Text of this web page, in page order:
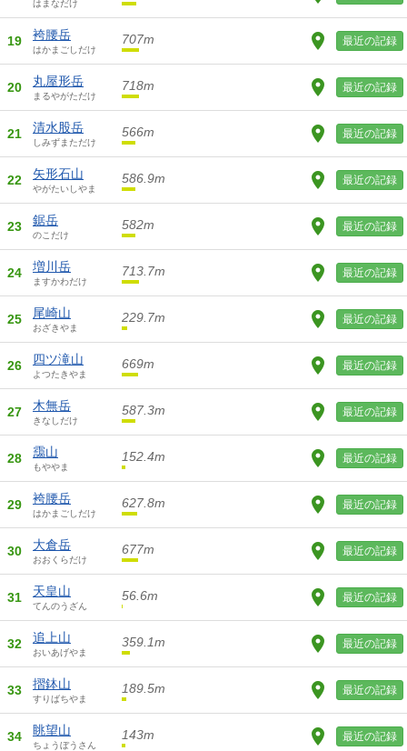
はまなだけ
19 袴腰岳
はかまごしだけ
707m 最近の記録
20 丸屋形岳
まるやがただけ
718m 最近の記録
21 清水股岳
しみずまただけ
566m 最近の記録
22 矢形石山
やがたいしやま
586.9m 最近の記録
23 鋸岳
のこだけ
582m 最近の記録
24 増川岳
ますかわだけ
713.7m 最近の記録
25 尾崎山
おざきやま
229.7m 最近の記録
26 四ツ滝山
よつたきやま
669m 最近の記録
27 木無岳
きなしだけ
587.3m 最近の記録
28 靄山
もややま
152.4m 最近の記録
29 袴腰岳
はかまごしだけ
627.8m 最近の記録
30 大倉岳
おおくらだけ
677m 最近の記録
31 天皇山
てんのうざん
56.6m 最近の記録
32 追上山
おいあげやま
359.1m 最近の記録
33 摺鉢山
すりばちやま
189.5m 最近の記録
34 眺望山
ちょうぼうさん
143m 最近の記録